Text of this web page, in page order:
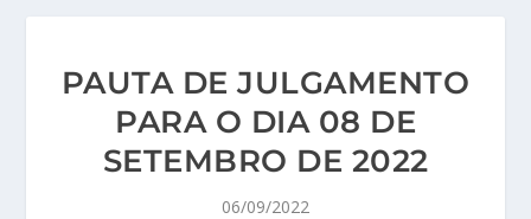
PAUTA DE JULGAMENTO
PARA O DIA 08 DE
SETEMBRO DE 2022
06/09/2022